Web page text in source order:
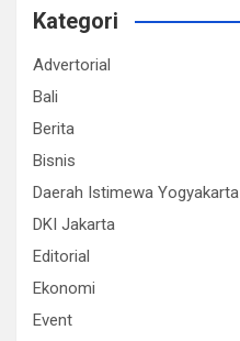
Kategori
Advertorial
Bali
Berita
Bisnis
Daerah Istimewa Yogyakarta
DKI Jakarta
Editorial
Ekonomi
Event